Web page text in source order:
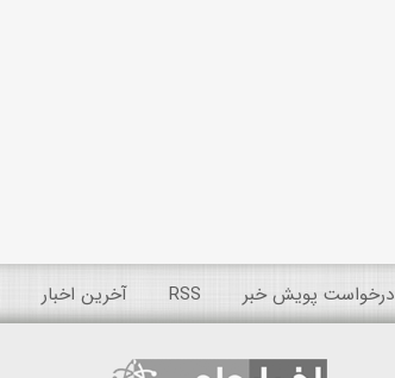
درخواست پویش خبر RSS آخرین اخبار